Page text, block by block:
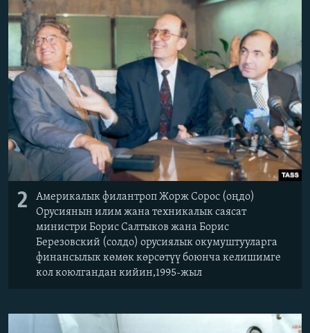
ЭЖЕ-СИҢДИЛЕР
АЗАТТЫК+
ЫҢГАЙСЫЗ СУРООЛОР
ОНЛАЙН ШЕРИНЕ
ЭЕ/АРнун бардык сайттары
2
Америкалык филантроп Жорж Сорос (оңдо)
Орусиянын илим жана техникалык саясат
министри Борис Салтыков жана Борис
Березовский (солдо) орусиялык окумуштууларга
финансылык көмөк көрсөтүү боюнча келишимге
кол коюлгандан кийин,1995-жыл